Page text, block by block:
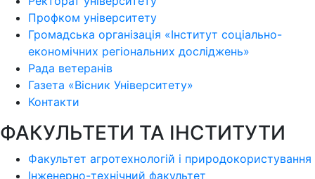
Профком університету
Громадська організація «Інститут соціально-
економічних регіональних досліджень»
Рада ветеранів
Газета «Вісник Університету»
Контакти
ФАКУЛЬТЕТИ ТА ІНСТИТУТИ
Факультет агротехнологій і природокористування
Інженерно-технічний факультет